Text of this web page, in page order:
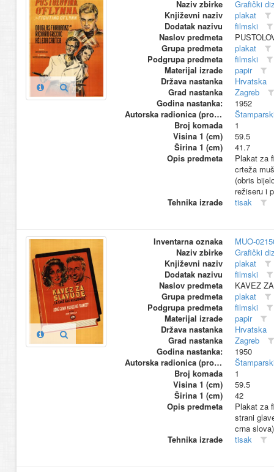
Naziv zbirke
Grafički
Književni naziv
plakat
Dodatak nazivu
filmski
Naslov predmeta
Grupa predmeta
plakat
Podgrupa predmeta
filmski
Materijal izrade
papir
Država nastanka
Hrvatska
Grad nastanka
Zagreb
Godina nastanka:
1952
Autorska radionica (proizvođač)
Broj komada
1
Visina 1 (cm)
59.5
Širina 1 (cm)
41.7
Opis predmeta
Plakat za
crteža
(obris
režiseru i
Tehnika izrade
tisak
Inventarna oznaka
MUO-
Naziv zbirke
Grafički
Književni naziv
plakat
Dodatak nazivu
filmski
Naslov predmeta
KAVEZ
Grupa predmeta
plakat
Podgrupa predmeta
filmski
Materijal izrade
papir
Država nastanka
Hrvatska
Grad nastanka
Zagreb
Godina nastanka:
1950
Autorska radionica (proizvođač)
Broj komada
1
Visina 1 (cm)
59.5
Širina 1 (cm)
42
Opis predmeta
Plakat za
strani
crna
Tehnika izrade
tisak